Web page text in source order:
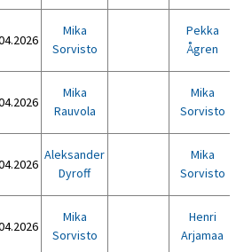
Mika
Sorvisto
Pekka
Ågren
Mika
Rauvola
Mika
Sorvisto
Aleksander
Dyroff
Mika
Sorvisto
Mika
Sorvisto
Henri
Arjamaa